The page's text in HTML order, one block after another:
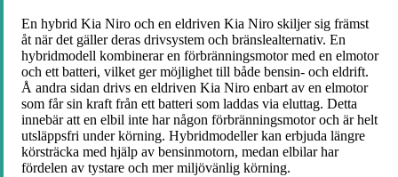
En hybrid Kia Niro och en eldriven Kia Niro skiljer sig främst
åt när det gäller deras drivsystem och bränslealternativ. En
hybridmodell kombinerar en förbränningsmotor med en elmotor
och ett batteri, vilket ger möjlighet till både bensin- och eldrift.
Å andra sidan drivs en eldriven Kia Niro enbart av en elmotor
som får sin kraft från ett batteri som laddas via eluttag. Detta
innebär att en elbil inte har någon förbränningsmotor och är helt
utsläppsfri under körning. Hybridmodeller kan erbjuda längre
körsträcka med hjälp av bensinmotorn, medan elbilar har
fördelen av tystare och mer miljövänlig körning.